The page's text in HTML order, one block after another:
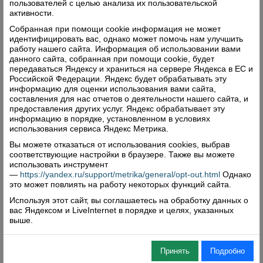
почетное место в доме верховажской
рукодельницы. И думаю, каждый, заходя в гости
к семье Тонковских, говорит – «Какая
хозяюшка!» «Какая молодец!» И вслух или про
себя, может, добавляет – «Пора организовывать
свою выставку».
Ольга Гулина
"Верховажский вестник" №20 за 15 марта 2019
года
Поделиться
Комментарии (0)
пользователей с целью анализа их пользовательской
активности.
Собранная при помощи cookie информация не может
идентифицировать вас, однако может помочь нам улучшить
работу нашего сайта. Информация об использовании вами
данного сайта, собранная при помощи cookie, будет
передаваться Яндексу и храниться на сервере Яндекса в ЕС и
Российской Федерации. Яндекс будет обрабатывать эту
информацию для оценки использования вами сайта,
составления для нас отчетов о деятельности нашего сайта, и
предоставления других услуг. Яндекс обрабатывает эту
информацию в порядке, установленном в условиях
использования сервиса Яндекс Метрика.
Вы можете отказаться от использования cookies, выбрав
соответствующие настройки в браузере. Также вы можете
использовать инструмент
— https://yandex.ru/support/metrika/general/opt-out.html Однако
это может повлиять на работу некоторых функций сайта.
Используя этот сайт, вы соглашаетесь на обработку данных о
вас Яндексом и LiveInternet в порядке и целях, указанных
выше.
Принять Подробно